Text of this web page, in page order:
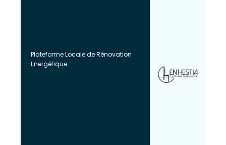
Plateforme Locale de Rénovation
Energétique